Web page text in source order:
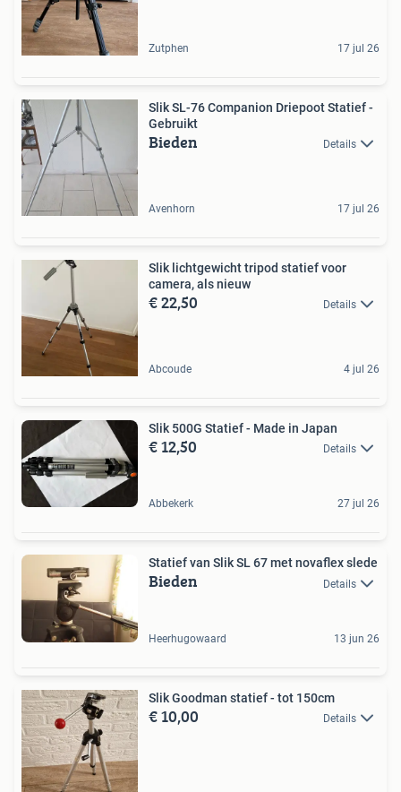
Zutphen 17 jul 26
Slik SL-76 Companion Driepoot Statief -
Gebruikt
Bieden Details
Avenhorn 17 jul 26
Slik lichtgewicht tripod statief voor
camera, als nieuw
€ 22,50 Details
Abcoude 4 jul 26
Slik 500G Statief - Made in Japan
€ 12,50 Details
Abbekerk 27 jul 26
Statief van Slik SL 67 met novaflex slede
Bieden Details
Heerhugowaard 13 jun 26
Slik Goodman statief - tot 150cm
€ 10,00 Details